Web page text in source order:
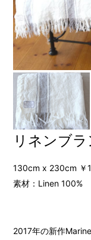
リネンブラ
130cm x 230cm ￥
素材：Linen 100%
2017年の新作